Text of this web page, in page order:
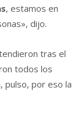
, estamos en
dijo.
tras el
todos los
pulso, por eso la